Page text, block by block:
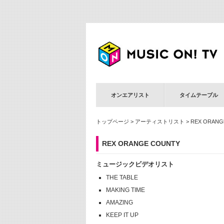
オンエアリスト タイムテーブル
トップページ > アーティストリスト > REX
REX ORANGE COUNTY
ミュージックビデオリスト
THE TABLE
MAKING TIME
AMAZING
KEEP IT UP